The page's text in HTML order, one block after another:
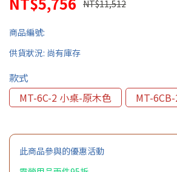
NT$11,512
商品編號:
供貨狀況: 尚有庫存
款式
MT-6C-2 小桌-原木色
MT-
此商品參與的優惠活動